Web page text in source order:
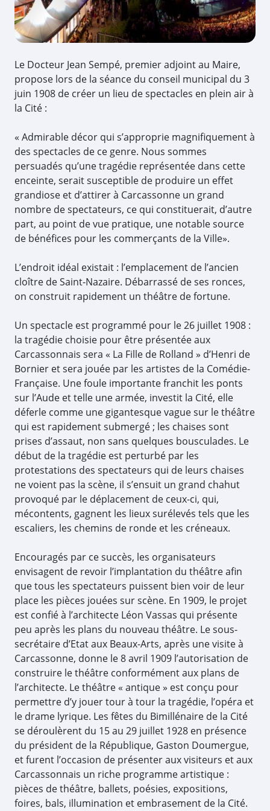
Le Docteur Jean Sempé, premier adjoint au Maire,
propose lors de la séance du conseil municipal du 3
juin 1908 de créer un lieu de spectacles en plein air à
la Cité :
« Admirable décor qui s’approprie magnifiquement à
des spectacles de ce genre. Nous sommes
persuadés qu’une tragédie représentée dans cette
enceinte, serait susceptible de produire un effet
grandiose et d’attirer à Carcassonne un grand
nombre de spectateurs, ce qui constituerait, d’autre
part, au point de vue pratique, une notable source
de bénéfices pour les commerçants de la Ville».
L’endroit idéal existait : l’emplacement de l’ancien
cloître de Saint-Nazaire. Débarrassé de ses ronces,
on construit rapidement un théâtre de fortune.
Un spectacle est programmé pour le 26 juillet 1908 :
la tragédie choisie pour être présentée aux
Carcassonnais sera « La Fille de Rolland » d’Henri de
Bornier et sera jouée par les artistes de la Comédie-
Française. Une foule importante franchit les ponts
sur l’Aude et telle une armée, investit la Cité, elle
déferle comme une gigantesque vague sur le théâtre
qui est rapidement submergé ; les chaises sont
prises d’assaut, non sans quelques bousculades. Le
début de la tragédie est perturbé par les
protestations des spectateurs qui de leurs chaises
ne voient pas la scène, il s’ensuit un grand chahut
provoqué par le déplacement de ceux-ci, qui,
mécontents, gagnent les lieux surélevés tels que les
escaliers, les chemins de ronde et les créneaux.
Encouragés par ce succès, les organisateurs
envisagent de revoir l’implantation du théâtre afin
que tous les spectateurs puissent bien voir de leur
place les pièces jouées sur scène. En 1909, le projet
est confié à l’architecte Léon Vassas qui présente
peu après les plans du nouveau théâtre. Le sous-
secrétaire d’Etat aux Beaux-Arts, après une visite à
Carcassonne, donne le 8 avril 1909 l’autorisation de
construire le théâtre conformément aux plans de
l’architecte. Le théâtre « antique » est conçu pour
permettre d’y jouer tour à tour la tragédie, l’opéra et
le drame lyrique. Les fêtes du Bimillénaire de la Cité
se déroulèrent du 15 au 29 juillet 1928 en présence
du président de la République, Gaston Doumergue,
et furent l’occasion de présenter aux visiteurs et aux
Carcassonnais un riche programme artistique :
pièces de théâtre, ballets, poésies, expositions,
foires, bals, illumination et embrasement de la Cité.